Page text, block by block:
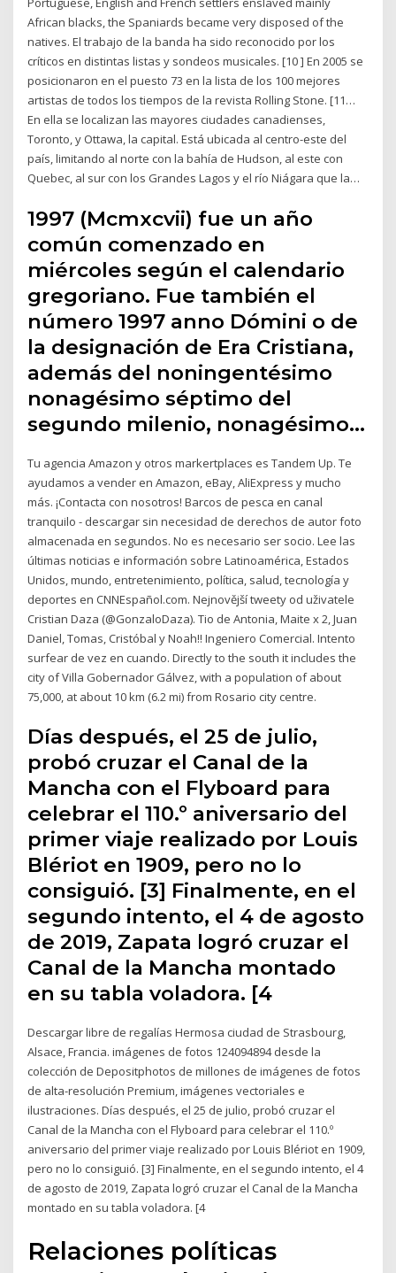
African blacks, the Spaniards became very disposed of the
natives. El trabajo de la banda ha sido reconocido por los
críticos en distintas listas y sondeos musicales. [10 ] En 2005 se
posicionaron en el puesto 73 en la lista de los 100 mejores
artistas de todos los tiempos de la revista Rolling Stone. [11…
En ella se localizan las mayores ciudades canadienses,
Toronto, y Ottawa, la capital. Está ubicada al centro-este del
país, limitando al norte con la bahía de Hudson, al este con
Quebec, al sur con los Grandes Lagos y el río Niágara que la…
1997 (Mcmxcvii) fue un año
común comenzado en
miércoles según el calendario
gregoriano. Fue también el
número 1997 anno Dómini o de
la designación de Era Cristiana,
además del noningentésimo
nonagésimo séptimo del
segundo milenio, nonagésimo…
Tu agencia Amazon y otros markertplaces es Tandem Up. Te
ayudamos a vender en Amazon, eBay, AliExpress y mucho
más. ¡Contacta con nosotros! Barcos de pesca en canal
tranquilo - descargar sin necesidad de derechos de autor foto
almacenada en segundos. No es necesario ser socio. Lee las
últimas noticias e información sobre Latinoamérica, Estados
Unidos, mundo, entretenimiento, política, salud, tecnología y
deportes en CNNEspañol.com. Nejnovější tweety od uživatele
Cristian Daza (@GonzaloDaza). Tio de Antonia, Maite x 2, Juan
Daniel, Tomas, Cristóbal y Noah!! Ingeniero Comercial. Intento
surfear de vez en cuando. Directly to the south it includes the
city of Villa Gobernador Gálvez, with a population of about
75,000, at about 10 km (6.2 mi) from Rosario city centre.
Días después, el 25 de julio,
probó cruzar el Canal de la
Mancha con el Flyboard para
celebrar el 110.º aniversario del
primer viaje realizado por Louis
Blériot en 1909, pero no lo
consiguió. [3] Finalmente, en el
segundo intento, el 4 de agosto
de 2019, Zapata logró cruzar el
Canal de la Mancha montado
en su tabla voladora. [4
Descargar libre de regalías Hermosa ciudad de Strasbourg,
Alsace, Francia. imágenes de fotos 124094894 desde la
colección de Depositphotos de millones de imágenes de fotos
de alta-resolución Premium, imágenes vectoriales e
ilustraciones. Días después, el 25 de julio, probó cruzar el
Canal de la Mancha con el Flyboard para celebrar el 110.º
aniversario del primer viaje realizado por Louis Blériot en 1909,
pero no lo consiguió. [3] Finalmente, en el segundo intento, el 4
de agosto de 2019, Zapata logró cruzar el Canal de la Mancha
montado en su tabla voladora. [4
Relaciones políticas